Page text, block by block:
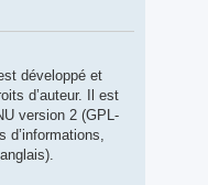
développé et
d’auteur. Il est
version 2 (GPL-
d’informations,